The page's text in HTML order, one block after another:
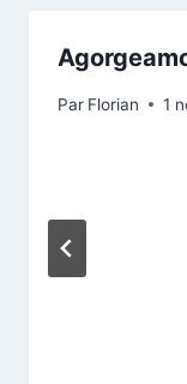
Par Florian 1